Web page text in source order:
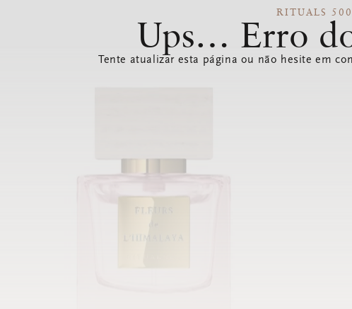
RITUALS 500
Ups… Erro
Tente atualizar esta página ou não hesite em